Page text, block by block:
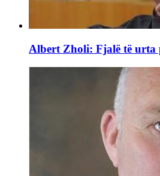
Albert Zholi: Fjalë të urta